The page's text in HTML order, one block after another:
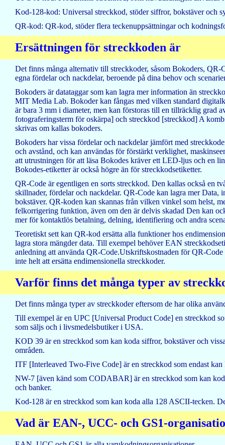
Kod-128-kod: Universal streckkod, stöder siffror, bokstäver och
QR-kod: QR-kod, stöder flera teckenuppsättningar och
Ersättningen för streckkoden är
Det finns många alternativ till streckkoder, såsom Bokoders,
egna fördelar och nackdelar, beroende på dina behov och
Bokoders är datataggar som kan lagra mer information än
MIT Media Lab. Bokoder kan fångas med vilken standard
är bara 3 mm i diameter, men kan förstoras till en tillräcklig grad
fotograferingsterm för oskärpa] och streckkod [streckkod] A
skrivas om kallas bokoders.
Bokoders har vissa fördelar och nackdelar jämfört med
och avstånd, och kan användas för förstärkt verklighet,
att utrustningen för att läsa Bokodes kräver ett LED-ljus och en
Bokodes-etiketter är också högre än för streckkodsetiketter.
QR-Code är egentligen en sorts streckkod. Den kallas också en
skillnader, fördelar och nackdelar. QR-Code kan lagra mer
bokstäver. QR-koden kan skannas från vilken vinkel som helst,
felkorrigering funktion, även om den är delvis skadad Den kan
mer för kontaktlös betalning, delning, identifiering och andra
Teoretiskt sett kan QR-kod ersätta alla funktioner hos
lagra stora mängder data. Till exempel behöver EAN
anledning att använda QR-Code.Utskriftskostnaden för QR-
inte helt att ersätta endimensionella streckkoder.
Varför finns det många typer av
Det finns många typer av streckkoder eftersom de har olika
Till exempel är en UPC [Universal Product Code] en streckkod
som säljs och i livsmedelsbutiker i USA.
KOD 39 är en streckkod som kan koda siffror, bokstäver och
områden.
ITF [Interleaved Two-Five Code] är en streckkod som endast
NW-7 [även känd som CODABAR] är en streckkod som kan
och banker.
Kod-128 är en streckkod som kan koda alla 128 ASCII-tecken.
Vad är EAN-, UCC- och GS1-